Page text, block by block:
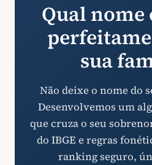
Qual
sua
Não deixe o nome do
Desenvolvemos um
que cruza o seu
do IBGE e regras
ranking seguro,